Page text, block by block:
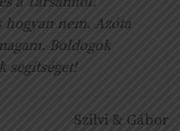
nem. Azóta
Boldogok
segítséget!
Szilvi & Gábor